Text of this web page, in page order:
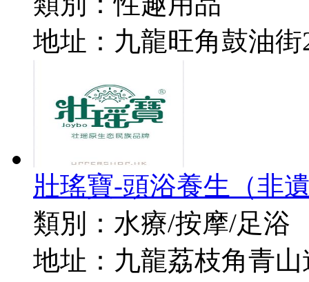
地址： 九龍旺角鼓油
壯瑤寶-頭浴養生（非
類別： 水療/按摩/足浴
地址： 九龍荔枝角青